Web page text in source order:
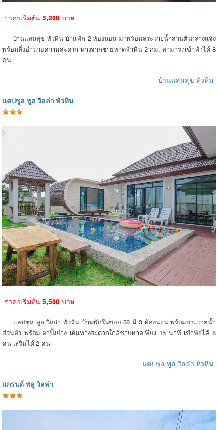
ราคาเริ่มต้น 5,200 บาท
บ้านแสนสุข หัวหิน บ้านพัก 2 ห้องนอน มาพร้อมสระว่ายน้ำส่วนตัวกลางแจ้ง
พร้อมสิ่งอำนวยความสะดวก ห่างจากชายหาดหัวหิน 2 กม. สามารถเข้าพักได้ 8
คน
บ้านแสนสุข หัวหิน
แคปซูล พูล วิลล่า หัวหิน
ราคาเริ่มต้น 5,500 บาท
แคปซูล พูล วิลล่า หัวหิน บ้านพักในซอย 88 มี 3 ห้องนอน พร้อมสระว่ายน้ำ
ส่วนตัว พร้อมเตาปิ้งย่าง เดินทางสะดวกใกล้ชายหาดเพียง 15 นาที เข้าพักได้ 8
คน เสริมได้ 2 คน
แคปซูล พูล วิลล่า หัวหิน
แกรนด์ พลู วิลล่า